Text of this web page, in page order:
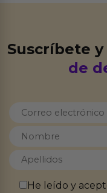
Suscríbete
de
He leído y